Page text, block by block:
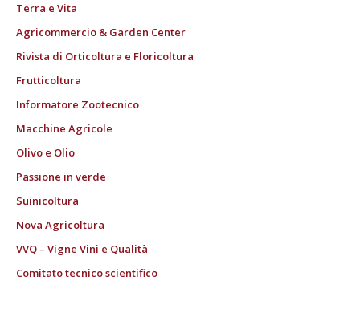
Terra e Vita
Agricommercio & Garden Center
Rivista di Orticoltura e Floricoltura
Frutticoltura
Informatore Zootecnico
Macchine Agricole
Olivo e Olio
Passione in verde
Suinicoltura
Nova Agricoltura
VVQ – Vigne Vini e Qualità
Comitato tecnico scientifico